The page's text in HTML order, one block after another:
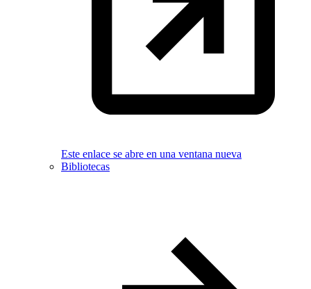
Este enlace se abre en una ventana nueva
Bibliotecas